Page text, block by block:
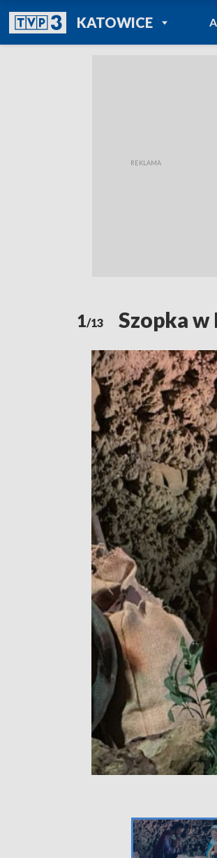
KATOWICEPOWRÓT DO
TVP REGIONY
1/13 Szopka